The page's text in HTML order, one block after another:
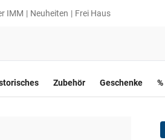
IMM Neuheiten Frei Haus
Zubehör Geschenke